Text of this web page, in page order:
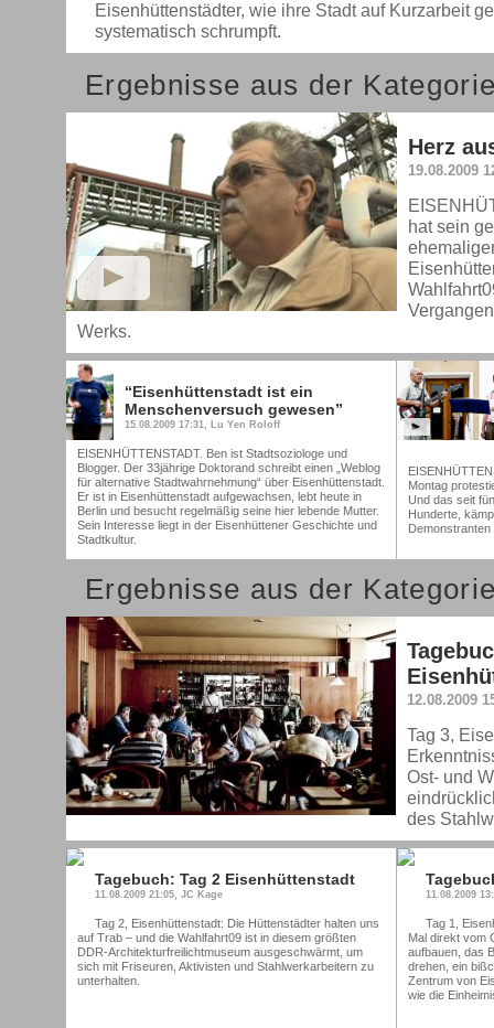
Eisenhüttenstädter, wie ihre Stadt auf Kurzarbeit
systematisch schrumpft.
Ergebnisse aus der
Herz
19.08.2009
hat sein
Werks.
“Eisenhüttenstadt ist ein
Menschenversuch gewesen”
15.08.2009 17:31, Lu Yen Roloff
EISENHÜTTENSTADT. Ben ist Stadtsoziologe und
Blogger. Der 33jährige Doktorand schreibt einen „Weblog
für alternative Stadtwahrnehmung“ über Eisenhüttenstadt.
Er ist in Eisenhüttenstadt aufgewachsen, lebt heute in
Berlin und besucht regelmäßig seine hier lebende Mutter.
Sein Interesse liegt in der Eisenhüttener Geschichte und
Stadtkultur.
Montag
Und das seit
Hunderte,
Ergebnisse aus der
12.08.2009
Tag 3,
Ost- und
des
Tagebuch: Tag 2 Eisenhüttenstadt
11.08.2009 21:05, JC Kage
Tag 2, Eisenhüttenstadt: Die Hüttenstädter halten uns
auf Trab – und die Wahlfahrt09 ist in diesem größten
DDR-Architekturfreilichtmuseum ausgeschwärmt, um
sich mit Friseuren, Aktivisten und Stahlwerkarbeitern zu
unterhalten.
11.08.2009
Tag 1,
Mal direkt vom
aufbauen, das
drehen, ein
Zentrum von
wie die